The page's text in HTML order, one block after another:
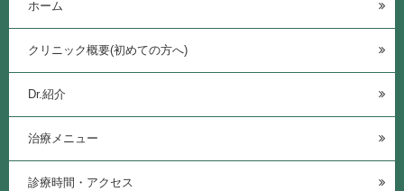
ホーム
クリニック概要(初めての方へ)
Dr.紹介
治療メニュー
診療時間・アクセス